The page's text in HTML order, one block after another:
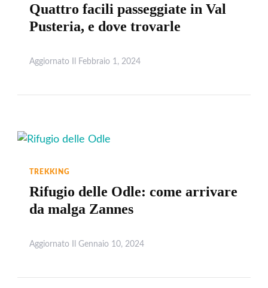
Quattro facili passeggiate in Val
Pusteria, e dove trovarle
Aggiornato Il Febbraio 1, 2024
TREKKING
Rifugio delle Odle: come arrivare
da malga Zannes
Aggiornato Il Gennaio 10, 2024